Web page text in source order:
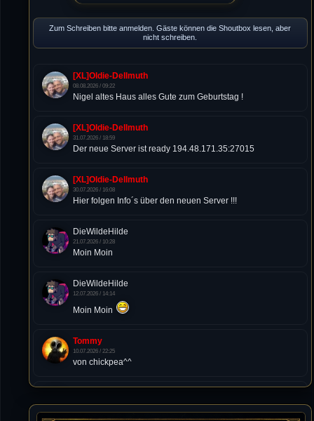
Zum Schreiben bitte anmelden. Gäste können die Shoutbox lesen, aber
nicht schreiben.
[XL]Oldie-Dellmuth
08.08.2026 / 09:22
Nigel altes Haus alles Gute zum Geburtstag !
[XL]Oldie-Dellmuth
31.07.2026 / 18:59
Der neue Server ist ready 194.48.171.35:27015
[XL]Oldie-Dellmuth
30.07.2026 / 16:08
Hier folgen Info´s über den neuen Server !!!
DieWildeHilde
21.07.2026 / 10:28
Moin Moin
DieWildeHilde
12.07.2026 / 14:14
Moin Moin
Tommy
10.07.2026 / 22:25
von chickpea^^
Letzte Aktivität: